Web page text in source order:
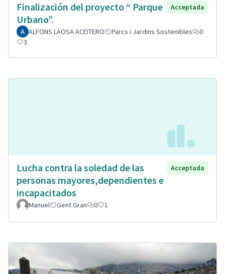
Finalización del proyecto “ Parque
Urbano”.
Acceptada
ALFONS LAOSA ACEITERO Parcs i Jardins Sostenibles
0
3
Lucha contra la soledad de las
personas mayores,dependientes e
incapacitados
Acceptada
Manuel Gent Gran 0 1